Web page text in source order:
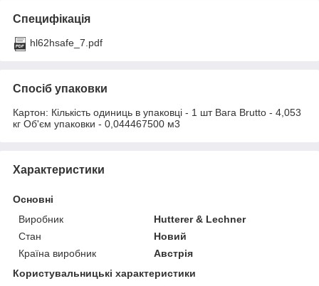
Специфікація
hl62hsafe_7.pdf
Спосіб упаковки
Картон: Кількість одиниць в упаковці - 1 шт Вага Brutto - 4,053
кг Об'єм упаковки - 0,044467500 м3
Характеристики
Основні
Виробник
Hutterer & Lechner
Стан
Новий
Країна виробник
Австрія
Користувальницькі характеристики